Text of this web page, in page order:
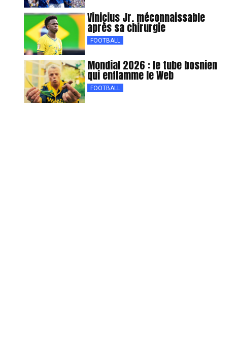
Vinicius Jr. méconnaissable
après sa chirurgie
FOOTBALL
Mondial 2026 : le tube bosnien
qui enflamme le Web
FOOTBALL